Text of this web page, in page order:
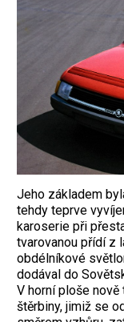
Jeho základem
tehdy teprve
karoserie při
tvarovanou přídí z
obdélníkové
dodával do
V horní ploše
štěrbiny, jimiž se